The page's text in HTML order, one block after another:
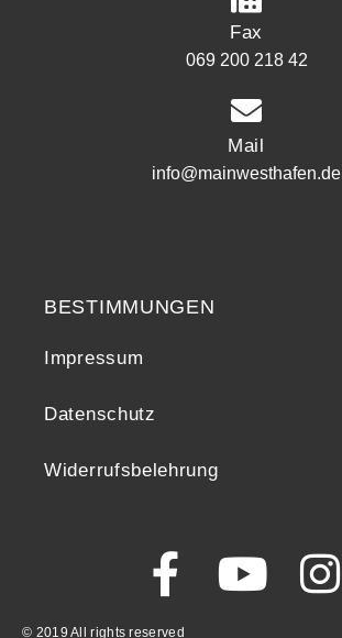
Fax
069 200 218 42
Mail
info@mainwesthafen.de
BESTIMMUNGEN
Impressum
Datenschutz
Widerrufsbelehrung
© 2019 All rights reserved